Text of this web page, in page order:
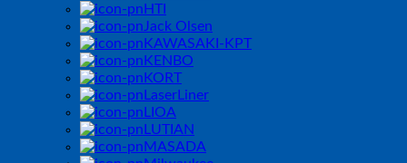
HTI
Jack Olsen
KAWASAKI-KPT
KENBO
KORT
LaserLiner
LIOA
LUTIAN
MASADA